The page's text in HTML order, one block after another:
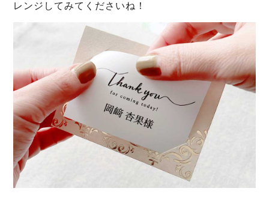
レンジしてみてくださいね！